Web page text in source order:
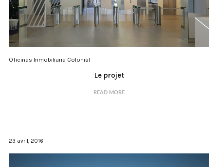
Oficinas Inmobiliaria Colonial
Le projet
READ MORE
23 avril, 2016